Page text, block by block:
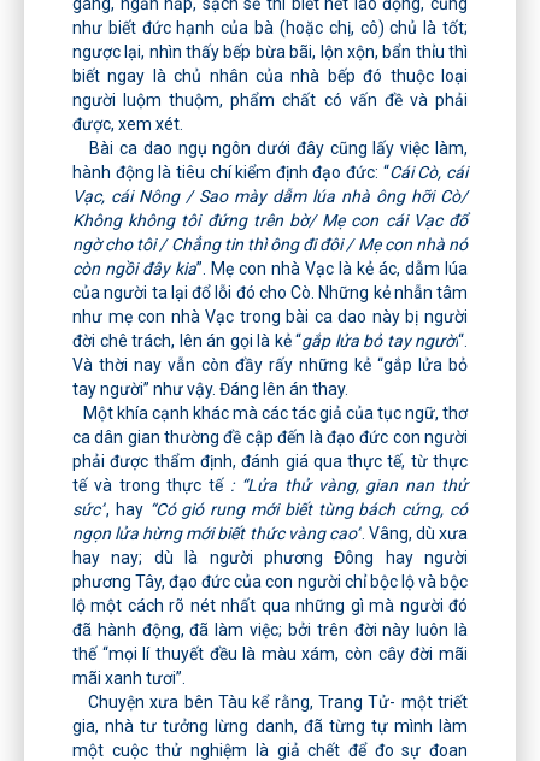
như biết đức hạnh của bà (hoặc chị, cô) chủ là tốt;
ngược lại, nhìn thấy bếp bừa bãi, lộn xộn, bẩn thỉu thì
biết ngay là chủ nhân của nhà bếp đó thuộc loại
người luộm thuộm, phẩm chất có vấn đề và phải
được, xem xét.
Bài ca dao ngụ ngôn dưới đây cũng lấy việc làm,
hành động là tiêu chí kiểm định đạo đức: “Cái Cò, cái
Vạc, cái Nông / Sao mày dẫm lúa nhà ông hỡi Cò/
Không không tôi đứng trên bờ/ Mẹ con cái Vạc đổ
ngờ cho tôi / Chẳng tin thì ông đi đôi / Mẹ con nhà nó
còn ngồi đây kia”. Mẹ con nhà Vạc là kẻ ác, dẫm lúa
của người ta lại đổ lỗi đó cho Cò. Những kẻ nhẫn tâm
như mẹ con nhà Vạc trong bài ca dao này bị người
đời chê trách, lên án gọi là kẻ “gắp lửa bỏ tay người“.
Và thời nay vẫn còn đầy rấy những kẻ “gắp lửa bỏ
tay người” như vậy. Đáng lên án thay.
Một khía cạnh khác mà các tác giả của tục ngữ, thơ
ca dân gian thường đề cập đến là đạo đức con người
phải được thẩm định, đánh giá qua thực tế, từ thực
tế và trong thực tế : “Lửa thử vàng, gian nan thử
sức”, hay “Có gió rung mới biết tùng bách cứng, có
ngọn lửa hừng mới biết thức vàng cao”. Vâng, dù xưa
hay nay; dù là người phương Đông hay người
phương Tây, đạo đức của con người chỉ bộc lộ và bộc
lộ một cách rõ nét nhất qua những gì mà người đó
đã hành động, đã làm việc; bởi trên đời này luôn là
thế “mọi lí thuyết đều là màu xám, còn cây đời mãi
mãi xanh tươi”.
Chuyện xưa bên Tàu kể rằng, Trang Tử- một triết
gia, nhà tư tưởng lừng danh, đã từng tự mình làm
một cuộc thử nghiệm là giả chết để đo sự đoan